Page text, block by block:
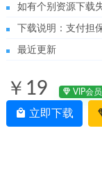
如有个别资源下载
下载说明：支付担
最近更新
￥19 VIP会
立即下载
三数学课程+讲义全
致远高三物理a+班
容容高三英语s班高
教程陈焕文高考语
璐瑶妈妈私房育儿